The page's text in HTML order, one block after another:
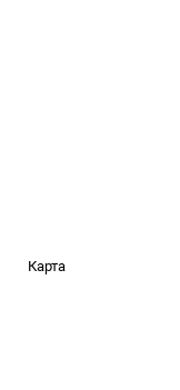
Карта